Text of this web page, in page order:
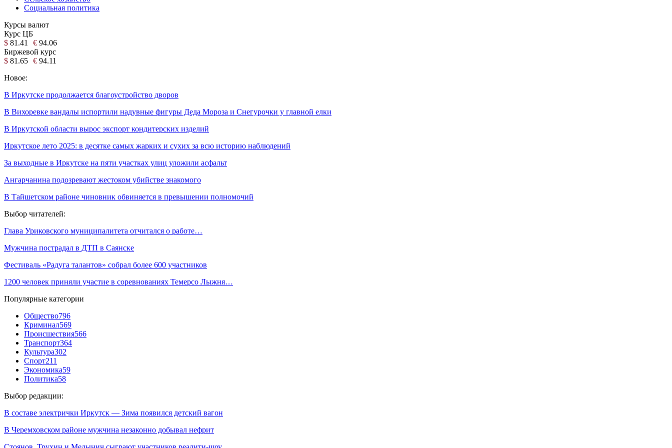
Социальная политика
Курсы валют
Курс ЦБ
$ 81.41 € 94.06
Биржевой курс
$ 81.65 € 94.11
Новое:
В Иркутске продолжается благоустройство дворов
В Вихоревке вандалы испортили надувные фигуры Деда Мороза и Снегурочки у главной елки
В Иркутской области вырос экспорт кондитерских изделий
Иркутское лето 2025: в десятке самых жарких и сухих за всю историю наблюдений
За выходные в Иркутске на пяти участках улиц уложили асфальт
Ангарчанина подозревают жестоком убийстве знакомого
В Тайшетском районе чиновник обвиняется в превышении полномочий
Выбор читателей:
Глава Уриковского муниципалитета отчитался о работе…
Мужчина пострадал в ДТП в Саянске
Фестиваль «Радуга талантов» собрал более 600 участников
1200 человек приняли участие в соревнованиях Темерсо Лыжня…
Популярные категории
Общество796
Криминал569
Происшествия566
Транспорт364
Культура302
Спорт211
Экономика59
Политика58
Выбор редакции:
В составе электрички Иркутск — Зима появился детский вагон
В Черемховском районе мужчина незаконно добывал нефрит